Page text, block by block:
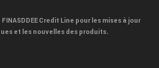
Credit Line pour les mises à jour
et les nouvelles des produits.